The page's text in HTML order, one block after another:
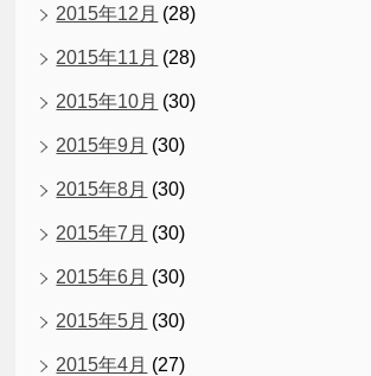
2015年12月 (28)
2015年11月 (28)
2015年10月 (30)
2015年9月 (30)
2015年8月 (30)
2015年7月 (30)
2015年6月 (30)
2015年5月 (30)
2015年4月 (27)